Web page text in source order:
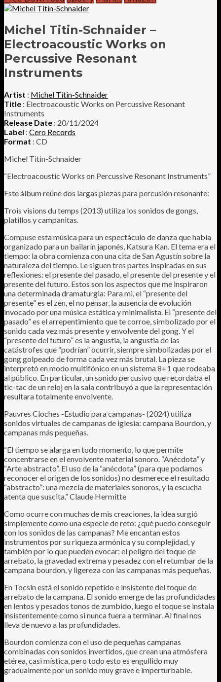
Michel Titin-Schnaider –
Electroacoustic Works on
Percussive Resonant
Instruments
Artist : Michel Titin-Schnaider
Title : Electroacoustic Works on Percussive Resonant
Instruments
Release Date : 20/11/2024
Label : Cero Records
Format : CD
Michel Titin-Schnaider
“Electroacoustic Works on Percussive Resonant Instruments”
Este álbum reúne dos largas piezas para percusión resonante:
Trois visions du temps (2013) utiliza los sonidos de gongs,
platillos y campanitas.
Compuse esta música para un espectáculo de danza que había
organizado para un bailarín japonés, Katsura Kan. El tema era el
tiempo: la obra comienza con una cita de San Agustín sobre la
naturaleza del tiempo. Le siguen tres partes inspiradas en sus
reflexiones: el presente del pasado, el presente del presente y el
presente del futuro. Estos son los aspectos que me inspiraron
una determinada dramaturgia: Para mi, el “presente del
presente” es el zen, el no pensar, la ausencia de evolución
invocado por una música estática y minimalista. El “presente del
pasado” es el arrepentimiento que te corroe, simbolizado por el
sonido cada vez más presente y envolvente del gong. Y el
“presente del futuro” es la angustia, la angustia de las
catástrofes que “podrían” ocurrir, siempre simbolizadas por el
gong golpeado de forma cada vez más brutal. La pieza se
interpretó en modo multifónico en un sistema 8+1 que rodeaba
al público. En particular, un sonido percusivo que recordaba el
tic-tac de un reloj en la sala contribuyó a que la representación
resultara totalmente envolvente.
Pauvres Cloches -Estudio para campanas- (2024) utiliza
sonidos virtuales de campanas de iglesia: campana Bourdon, y
campanas más pequeñas.
“El tiempo se alarga en todo momento, lo que permite
concentrarse en el envolvente material sonoro. “Anécdota” y
“Arte abstracto”. El uso de la “anécdota” (para que podamos
reconocer el origen de los sonidos) no desmerece el resultado
“abstracto”: una mezcla de materiales sonoros, y la escucha
atenta que suscita.” Claude Hermitte
Como ocurre con muchas de mis creaciones, la idea surgió
simplemente como una especie de reto: ¿qué puedo conseguir
con los sonidos de las campanas? Me encantan estos
instrumentos por su riqueza armónica y su complejidad, y
también por lo que pueden evocar: el peligro del toque de
arrebato, la gravedad extrema y pesadez con el retumbar de la
campana bourdon, y ligereza con las campanas más pequeñas.
En Tocsin está el sonido repetido e insistente del toque de
arrebato de la campana. El sonido emerge de las profundidades
en lentos y pesados tonos de zumbido, luego el toque se instala
insistentemente como si nunca fuera a terminar. Al final nos
lleva de nuevo a las profundidades.
Bourdon comienza con el uso de pequeñas campanas
combinadas con sonidos invertidos, que crean una atmósfera
etérea, casi mística, pero todo esto es engullido muy
gradualmente por un sonido muy grave e imperturbable.